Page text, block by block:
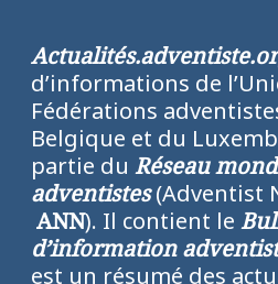
d’informations de
Fédérations
Belgique et du
partie du Réseau
adventistes(Adventist
ANN). Il contient le
d’information
est un résumé des